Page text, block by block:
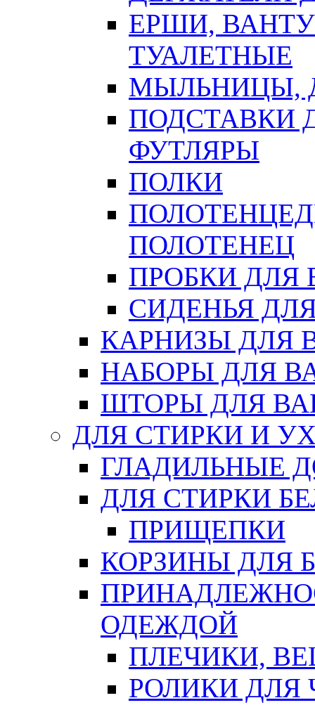
ЕРШИ,
ТУАЛЕТНЫЕ
МЫЛЬНИЦЫ,
ПОДСТАВКИ
ФУТЛЯРЫ
ПОЛКИ
ПОЛОТЕНЕЦ
ПРОБКИ ДЛЯ
СИДЕНЬЯ
КАРНИЗЫ ДЛЯ
НАБОРЫ ДЛЯ
ШТОРЫ ДЛЯ
ДЛЯ СТИРКИ И
ГЛАДИЛЬНЫЕ
ДЛЯ СТИРКИ
ПРИЩЕПКИ
КОРЗИНЫ ДЛЯ
ОДЕЖДОЙ
ПЛЕЧИКИ,
РОЛИКИ ДЛЯ